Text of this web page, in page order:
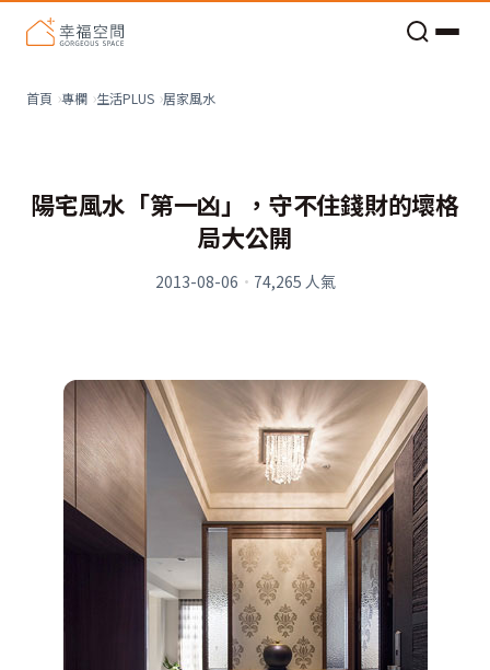
首頁 專欄 生活PLUS 居家風水
陽宅風水「第一凶」，守不住錢財的壞格
局大公開
2013-08-06 · 74,265 人氣